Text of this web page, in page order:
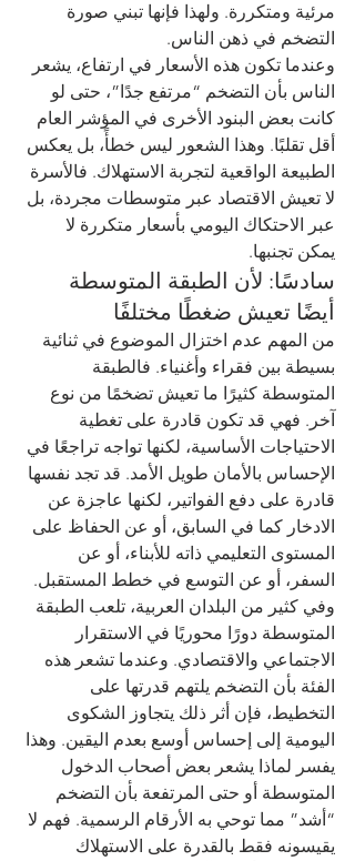
مرئية ومتكررة. ولهذا فإنها تبني صورة
التضخم في ذهن الناس.
وعندما تكون هذه الأسعار في ارتفاع، يشعر
الناس بأن التضخم “مرتفع جدًا”، حتى لو
كانت بعض البنود الأخرى في المؤشر العام
أقل تقلبًا. وهذا الشعور ليس خطأً، بل يعكس
الطبيعة الواقعية لتجربة الاستهلاك. فالأسرة
لا تعيش الاقتصاد عبر متوسطات مجردة، بل
عبر الاحتكاك اليومي بأسعار متكررة لا
يمكن تجنبها.
سادسًا: لأن الطبقة المتوسطة
أيضًا تعيش ضغطًا مختلفًا
من المهم عدم اختزال الموضوع في ثنائية
بسيطة بين فقراء وأغنياء. فالطبقة
المتوسطة كثيرًا ما تعيش تضخمًا من نوع
آخر. فهي قد تكون قادرة على تغطية
الاحتياجات الأساسية، لكنها تواجه تراجعًا في
الإحساس بالأمان طويل الأمد. قد تجد نفسها
قادرة على دفع الفواتير، لكنها عاجزة عن
الادخار كما في السابق، أو عن الحفاظ على
المستوى التعليمي ذاته للأبناء، أو عن
السفر، أو عن التوسع في خطط المستقبل.
وفي كثير من البلدان العربية، تلعب الطبقة
المتوسطة دورًا محوريًا في الاستقرار
الاجتماعي والاقتصادي. وعندما تشعر هذه
الفئة بأن التضخم يلتهم قدرتها على
التخطيط، فإن أثر ذلك يتجاوز الشكوى
اليومية إلى إحساس أوسع بعدم اليقين. وهذا
يفسر لماذا يشعر بعض أصحاب الدخول
المتوسطة أو حتى المرتفعة بأن التضخم
“أشد” مما توحي به الأرقام الرسمية. فهم لا
يقيسونه فقط بالقدرة على الاستهلاك